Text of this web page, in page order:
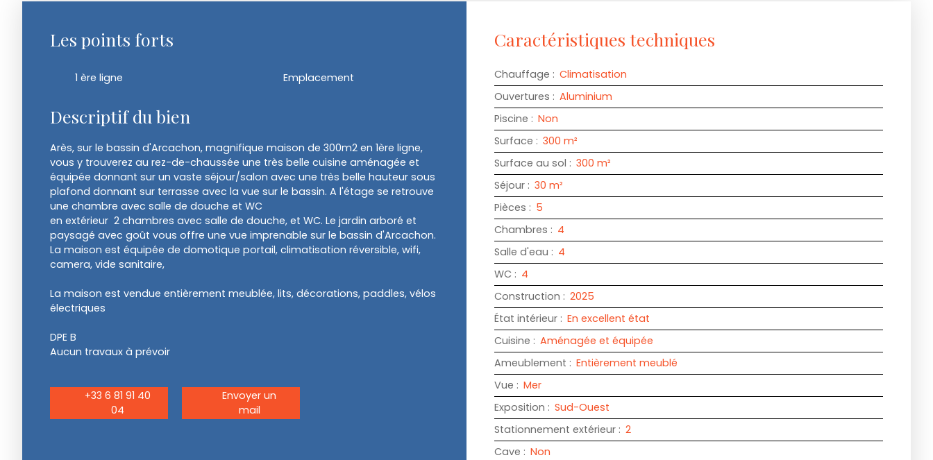
Les points forts
1 ère ligne Emplacement
Descriptif du bien
Arès, sur le bassin d'Arcachon, magnifique maison de 300m2 en 1ère ligne,
vous y trouverez au rez-de-chaussée une très belle cuisine aménagée et
équipée donnant sur un vaste séjour/salon avec une très belle hauteur sous
plafond donnant sur terrasse avec la vue sur le bassin. A l'étage se retrouve
une chambre avec salle de douche et WC
en extérieur 2 chambres avec salle de douche, et WC. Le jardin arboré et
paysagé avec goût vous offre une vue imprenable sur le bassin d'Arcachon.
La maison est équipée de domotique portail, climatisation réversible, wifi,
camera, vide sanitaire,
La maison est vendue entièrement meublée, lits, décorations, paddles, vélos
électriques
DPE B
Aucun travaux à prévoir
+33 6 81 91 40
04
Envoyer un
mail
Caractéristiques techniques
Chauffage : Climatisation
Ouvertures : Aluminium
Piscine : Non
Surface : 300 m²
Surface au sol : 300 m²
Séjour : 30 m²
Pièces : 5
Chambres : 4
Salle d'eau : 4
WC : 4
Construction : 2025
État intérieur : En excellent état
Cuisine : Aménagée et équipée
Ameublement : Entièrement meublé
Vue : Mer
Exposition : Sud-Ouest
Stationnement extérieur : 2
Cave : Non